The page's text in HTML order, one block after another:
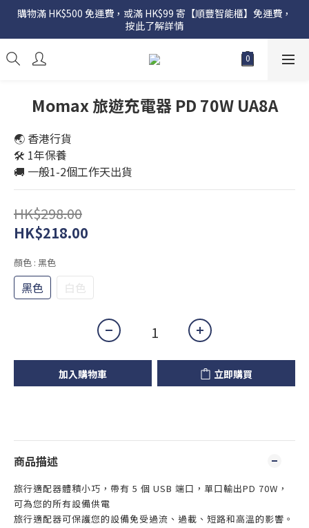
購物滿 HK$500 免運費，或滿 HK$99 寄【順豐智能櫃】免運費，
按此了解詳情
Momax 旅遊充電器 PD 70W UA8A
🌏 香港行貨
🛠️ 1年保養
🚚 一般1-2個工作天出貨
HK$298.00
HK$218.00
顏色 : 黑色
黑色 白色
加入購物車 立即購買
商品描述
旅行適配器體積小巧，帶有 5 個 USB 端口，單口輸出PD 70W，
可為您的所有設備供電
旅行適配器可保護您的設備免受過流、過載、短路和高溫的影響。